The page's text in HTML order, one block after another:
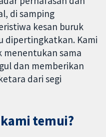
di samping
kesan buruk
dipertingkatkan. Kami
menentukan sama
dan memberikan
dari segi
temui?